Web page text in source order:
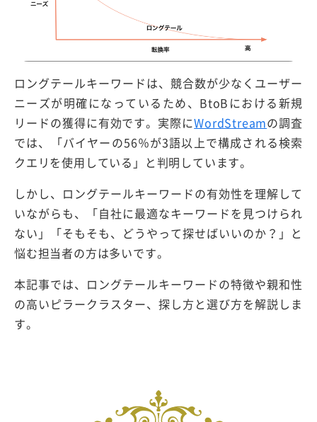
ロングテールキーワードは、競合数が少なくユーザー
ニーズが明確になっているため、BtoBにおける新規
リードの獲得に有効です。実際にWordStreamの調査
では、「バイヤーの56％が3語以上で構成される検索
クエリを使用している」と判明しています。
しかし、ロングテールキーワードの有効性を理解して
いながらも、「自社に最適なキーワードを見つけられ
ない」「そもそも、どうやって探せばいいのか？」と
悩む担当者の方は多いです。
本記事では、ロングテールキーワードの特徴や親和性
の高いピラークラスター、探し方と選び方を解説しま
す。